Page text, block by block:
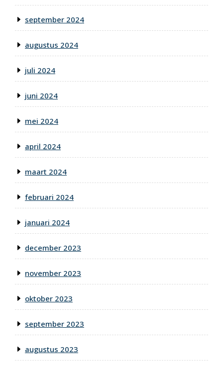
september 2024
augustus 2024
juli 2024
juni 2024
mei 2024
april 2024
maart 2024
februari 2024
januari 2024
december 2023
november 2023
oktober 2023
september 2023
augustus 2023